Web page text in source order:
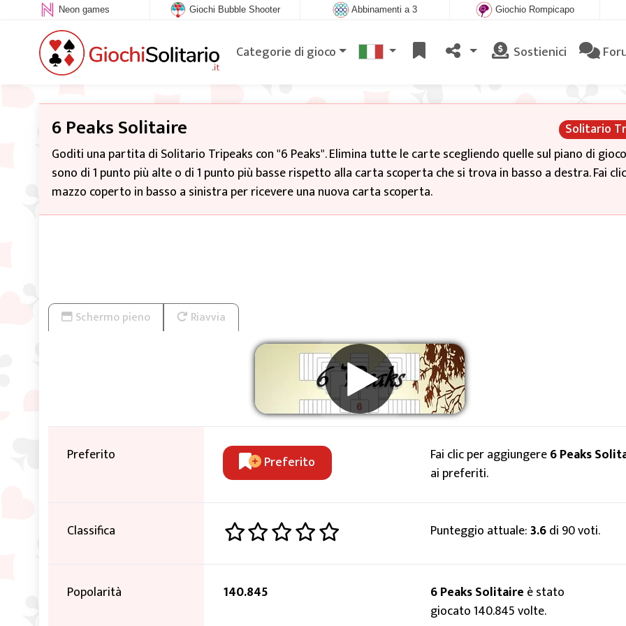
Neon games Giochi Bubble Shooter Abbinamenti a 3 Giochio Rompicapo
Categorie di gioco Sostienici
Solitario
6 Peaks Solitaire
Goditi una partita di Solitario Tripeaks con "6 Peaks". Elimina tutte le carte scegliendo quelle sul piano di
sono di 1 punto più alte o di 1 punto più basse rispetto alla carta scoperta che si trova in basso a destra. Fai
mazzo coperto in basso a sinistra per ricevere una nuova carta scoperta.
Schermo pieno Riavvia
Preferito Preferito Fai clic per aggiungere6 Peaks
ai preferiti.
Classifica Punteggio attuale:3.6di 90 voti.
Popolarità 140.845 6 Peaks Solitaire è stato
giocato 140.845 volte.